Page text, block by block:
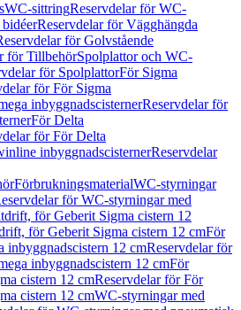
WC-sittringReservdelar för WC-
Reservdelar för Vägghängda
för Golvstående
för TillbehörSpolplattor och WC-
för SpolplattorFör Sigma
för För Sigma
inbyggnadscisternerReservdelar för
För Delta
för För Delta
inbyggnadscisternerReservdelar
FörbrukningsmaterialWC-styrningar
för WC-styrningar med
för Geberit Sigma cistern 12
för Geberit Sigma cistern 12 cmFör
inbyggnadscistern 12 cmReservdelar för
inbyggnadscistern 12 cmFör
cistern 12 cmReservdelar för För
cistern 12 cmWC-styrningar med